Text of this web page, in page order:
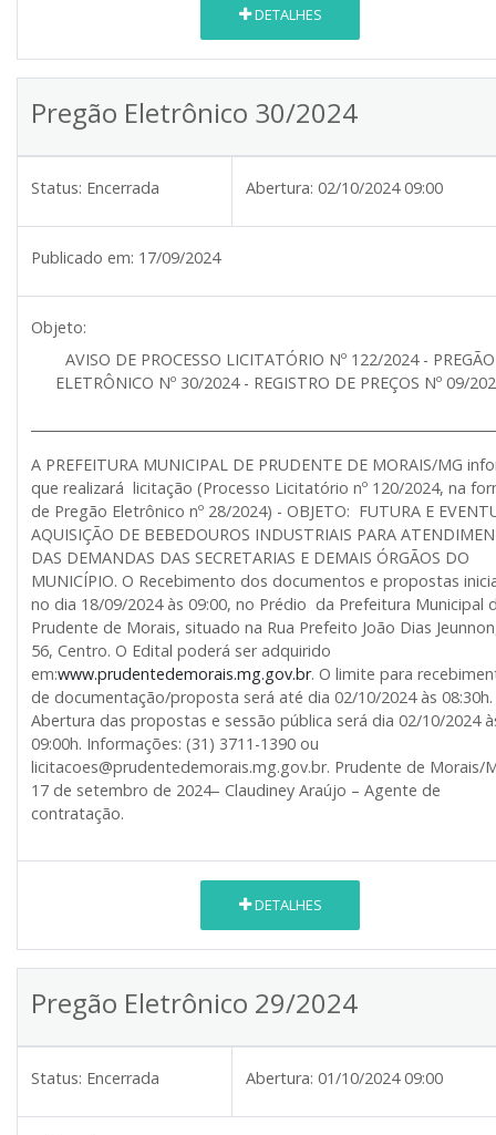
DETALHES
Pregão Eletrônico 30/2024
Status: Encerrada Abertura: 02/10/2024 09:00
Publicado em: 17/09/2024
Objeto:
AVISO DE PROCESSO LICITATÓRIO Nº 122/2024 - PREGÃO
ELETRÔNICO Nº 30/2024 - REGISTRO DE PREÇOS Nº 09/
A PREFEITURA MUNICIPAL DE PRUDENTE DE MORAIS/MG
que realizará licitação (Processo Licitatório nº 120/2024, na
de Pregão Eletrônico nº 28/2024) - OBJETO: FUTURA E
AQUISIÇÃO DE BEBEDOUROS INDUSTRIAIS PARA
DAS DEMANDAS DAS SECRETARIAS E DEMAIS ÓRGÃOS DO
MUNICÍPIO. O Recebimento dos documentos e propostas
no dia 18/09/2024 às 09:00, no Prédio da Prefeitura Municipal
Prudente de Morais, situado na Rua Prefeito João Dias
56, Centro. O Edital poderá ser adquirido
em:www.prudentedemorais.mg.gov.br. O limite para
de documentação/proposta será até dia 02/10/2024 às 08:30h.
Abertura das propostas e sessão pública será dia 02/10/2024
09:00h. Informações: (31) 3711-1390 ou
licitacoes@prudentedemorais.mg.gov.br. Prudente de Morais/
17 de setembro de 2024– Claudiney Araújo – Agente de
contratação.
DETALHES
Pregão Eletrônico 29/2024
Status: Encerrada Abertura: 01/10/2024 09:00